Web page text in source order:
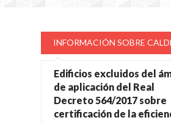
INFORMACIÓN SOBRE
Edificios excluidos del
de aplicación del Real
Decreto 564/2017 sobre
certificación de la